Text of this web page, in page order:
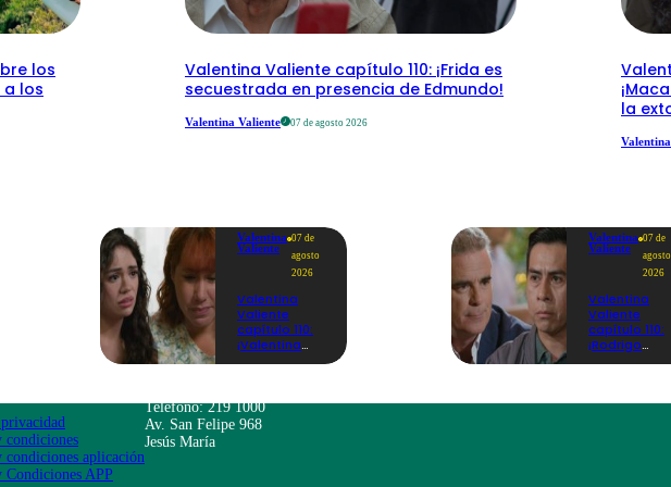
los
a los
Valentina Valiente capítulo 110: ¡Frida es
secuestrada en presencia de Edmundo!
Valentina Valiente 07 de agosto 2026
la
Valentina
Valiente
07 de
agosto
2026
Valentina
Valiente
capítulo 110:
¡Valentina
profundo
dolor!
Valentina
Valiente
07 de
agosto
2026
Valentina
Valiente
capítulo 110:
¡Rodrigo
llevarlo a
condiciones
condiciones aplicación
Condiciones APP
Teléfono: 219 1000
Av. San Felipe 968
Jesús María